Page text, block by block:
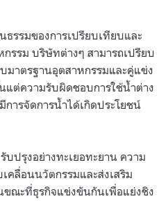
รรมของการเปรียบเทียบและ
รรม บริษัทต่างๆ สามารถเปรียบ
มาตรฐานอุตสาหกรรมและคู่แข่ง
แต่ความรับผิดชอบการใช้น้ำต่าง
ารจัดการน้ำได้เกิดประโยชน์
ปรุงอย่างทะเยอทะยาน ความ
คลื่อนนวัตกรรมและส่งเสริม
ขณะที่ธุรกิจแข่งขันกันเพื่อแย่งชิง